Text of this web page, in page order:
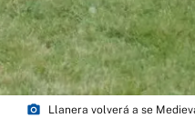
photo_camera Llanera volverá a se